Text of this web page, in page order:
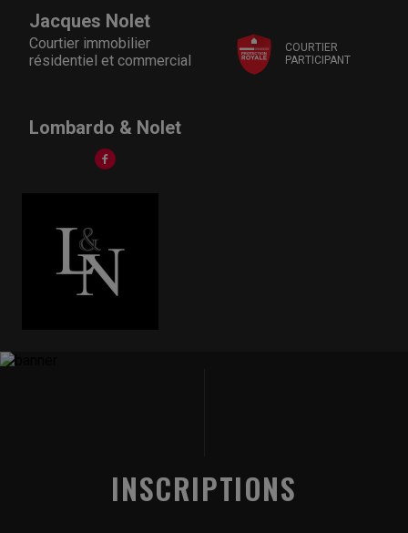
Jacques Nolet
Courtier immobilier
résidentiel et commercial
COURTIER
PARTICIPANT
Lombardo & Nolet
INSCRIPTIONS